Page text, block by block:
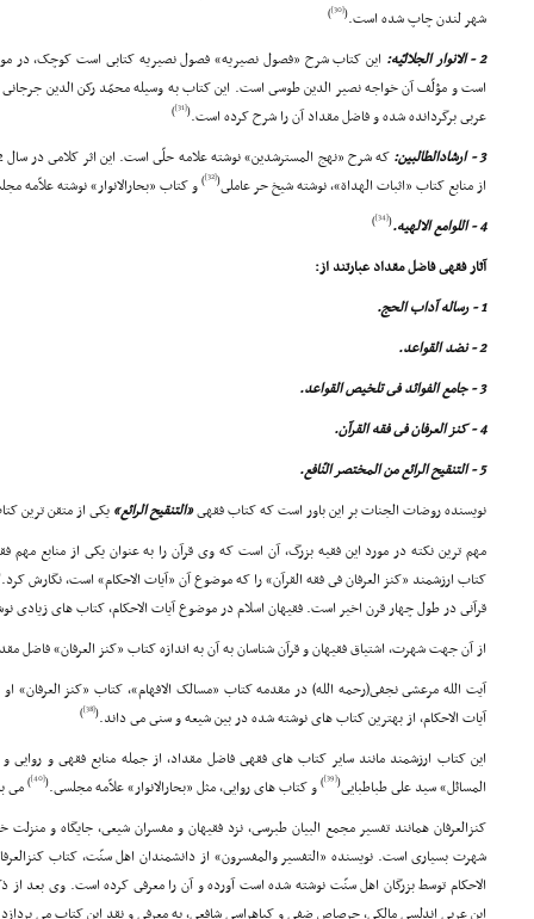
شهر لندن چاپ شده است.(
[30]
)
2 - الانوار الجلالیّه:
این کتاب شرح «فصول نصیریه» فصول نصیریه کتابى است کوچک، در
است و مؤلّف آن خواجه نصیر الدین طوسى است. این کتاب به وسیله محمّد رکن الدین جرجانى
عربى برگردانده شده و فاضل مقداد آن را شرح کرده است.(
[31]
)
3 - ارشادالطالبین:
از منابع کتاب «اثبات الهداة»، نوشته شیخ حر عاملى(
[32]
)و کتاب «بحارالانوار» نوشته علاّمه
4 - اللوامع الالهیه.
(
[34]
)
آثار فقهى فاضل مقداد عبارتند از:
1 - رساله آداب الحج.
2 - نضد القواعد.
3 - جامع الفوائد فى تلخیص القواعد.
4 - کنز العرفان فى فقه القرآن.
5 - التنقیح الرائع من المختصر النّافع.
نویسنده روضات الجنات بر این باور است که کتاب فقهى«التنقیح الرائع» یکى از متقن ترین
مهم ترین نکته در مورد این فقیه بزرگ، آن است که وى قرآن را به عنوان یکى از منابع مهم
کتاب ارزشمند «کنز العرفان فى فقه القرآن» را که موضوع آن «آیات الاحکام» است، نگارش کرد.
قرآنى در طول چهار قرن اخیر است. فقیهان اسلام در موضوع آیات الاحکام، کتاب هاى زیادى
از آن جهت شهرت، اشتیاق فقیهان و قرآن شناسان به آن به اندازه کتاب «کنز العرفان» فاضل
آیت الله مرعشى نجفى(رحمه الله) در مقدمه کتاب «مسالک الافهام»، کتاب «کنز
آیات الاحکام، از بهترین کتاب هاى نوشته شده در بین شیعه و سنى مى داند.(
[38]
)
این کتاب ارزشمند مانند سایر کتاب هاى فقهى فاضل مقداد، از جمله منابع فقهى و
المسائل» سید على طباطبایى(
[39]
)و کتاب هاى روایى، مثل «بحارالانوار» علاّمه مجلسى.(
[40]
)مى
کنزالعرفان همانند تفسیر مجمع البیان طبرسى، نزد فقیهان و مفسران شیعى، جایگاه و
شهرت بسیارى است. نویسنده «التفسیر والمفسرون» از دانشمندان اهل سنّت، کتاب
الاحکام توسط بزرگان اهل سنّت نوشته شده است آورده و آن را معرفى کرده است. وى بعد از
ابن عربى اندلسى مالکى، جرصاص ضفى و کیاهراسى شافعى، به معرفى و نقد این کتاب مى